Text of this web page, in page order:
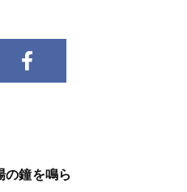
の鐘を鳴ら